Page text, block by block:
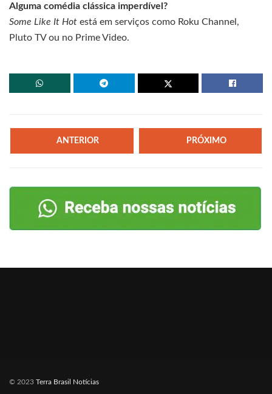
Alguma comédia clássica imperdível?
Some Like It Hot está em serviços como Roku Channel,
Pluto TV ou no Prime Video.
ANTERIOR PRÓXIMO
© 2023 Terra Brasil Notícias